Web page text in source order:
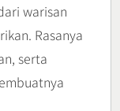
warisan
Rasanya
serta